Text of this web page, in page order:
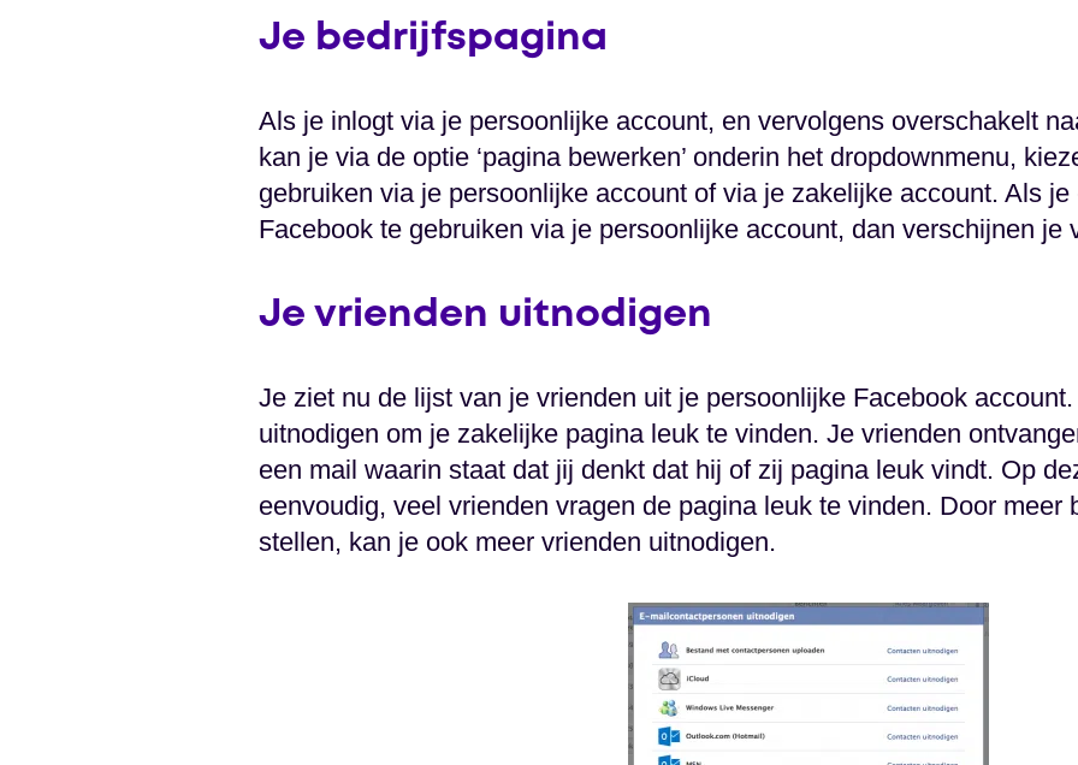
Je bedrijfspagina
Als je inlogt via je persoonlijke account, en vervolgens overschakelt
kan je via de optie ‘pagina bewerken’ onderin het dropdownmenu,
gebruiken via je persoonlijke account of via je zakelijke account. Als
Facebook te gebruiken via je persoonlijke account, dan verschijnen je
Je vrienden uitnodigen
Je ziet nu de lijst van je vrienden uit je persoonlijke Facebook
uitnodigen om je zakelijke pagina leuk te vinden. Je vrienden
een mail waarin staat dat jij denkt dat hij of zij pagina leuk vindt. Op
eenvoudig, veel vrienden vragen de pagina leuk te vinden. Door meer
stellen, kan je ook meer vrienden uitnodigen.